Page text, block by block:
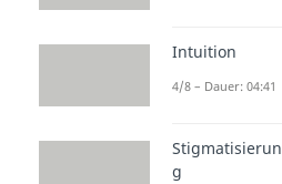
Intuition
4/8 – Dauer: 04:41
Stigmatisierun
g